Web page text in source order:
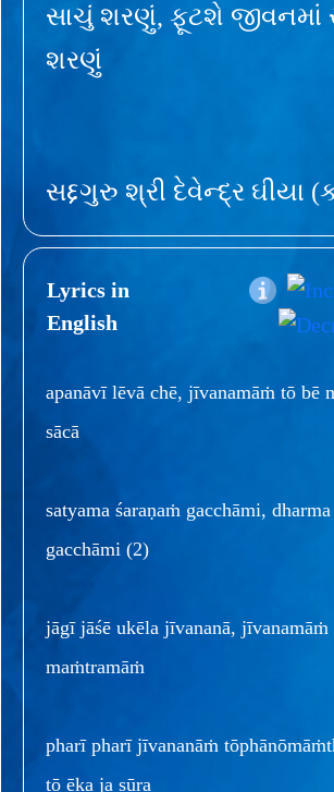
સાચું શરણું, ફૂટશે
શરણું
સદ્દગુરુ શ્રી દેવેન્દ્ર ઘીયા
Lyrics in
English
apanāvī lēvā chē, jīvanamāṁ tō bē
sācā
satyama śaraṇaṁ gacchāmi, dharma
gacchāmi (2)
jāgī jāśē ukēla jīvananā, jīvanamāṁ
maṁtramāṁ
pharī pharī jīvananāṁ
tō ēka ja sūra